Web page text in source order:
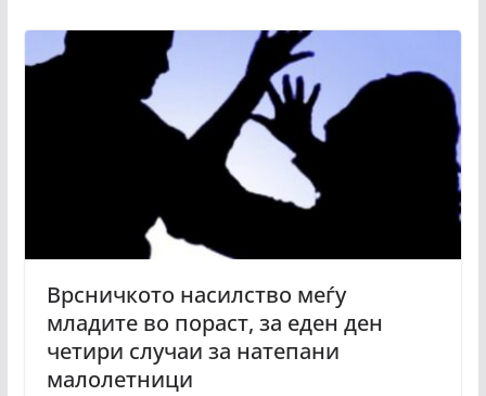
Врсничкото насилство меѓу
младите во пораст, за еден ден
четири случаи за натепани
малолетници